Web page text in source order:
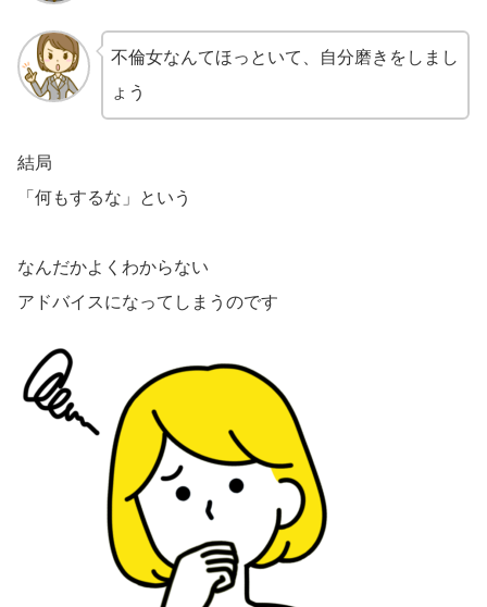
不倫女なんてほっといて、自分磨きをしまし
ょう
結局
「何もするな」という
なんだかよくわからない
アドバイスになってしまうのです